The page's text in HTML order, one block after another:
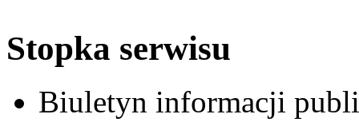
Stopka serwisu
Biuletyn informacji